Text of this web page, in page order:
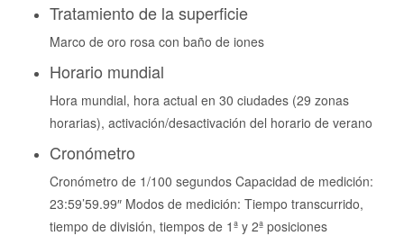
Tratamiento de la superficie
Marco de oro rosa con baño de iones
Horario mundial
Hora mundial, hora actual en 30 ciudades (29 zonas
horarias), activación/desactivación del horario de verano
Cronómetro
Cronómetro de 1/100 segundos Capacidad de medición:
23:59’59.99″ Modos de medición: Tiempo transcurrido,
tiempo de división, tiempos de 1ª y 2ª posiciones